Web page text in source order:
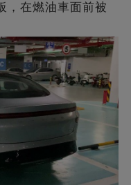
，在燃油車面前被